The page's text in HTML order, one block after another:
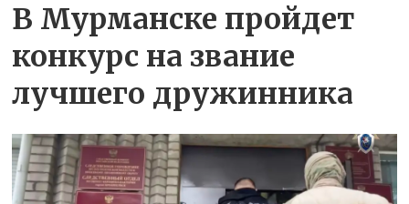
В Мурманске пройдет
конкурс на звание
лучшего дружинника